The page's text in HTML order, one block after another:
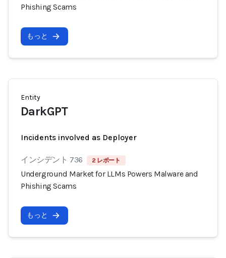
Phishing Scams
もっと
Entity
DarkGPT
Incidents involved as Deployer
インシデント 736 2 レポート
Underground Market for LLMs Powers Malware and
Phishing Scams
もっと